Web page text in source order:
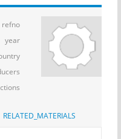
refno
year
RELATED_MATERIALS